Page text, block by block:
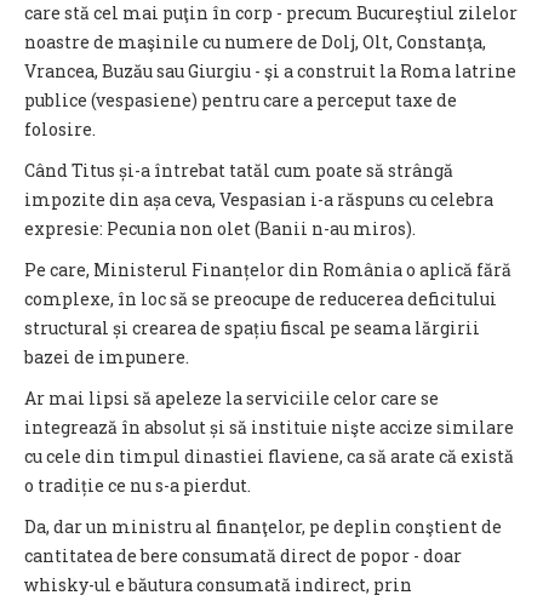
care stă cel mai puţin în corp - precum Bucureştiul zilelor
noastre de maşinile cu numere de Dolj, Olt, Constanţa,
Vrancea, Buzău sau Giurgiu - şi a construit la Roma latrine
publice (vespasiene) pentru care a perceput taxe de
folosire.
Când Titus și-a întrebat tatăl cum poate să strângă
impozite din așa ceva, Vespasian i-a răspuns cu celebra
expresie: Pecunia non olet (Banii n-au miros).
Pe care, Ministerul Finanțelor din România o aplică fără
complexe, în loc să se preocupe de reducerea deficitului
structural și crearea de spațiu fiscal pe seama lărgirii
bazei de impunere.
Ar mai lipsi să apeleze la serviciile celor care se
integrează în absolut și să instituie nişte accize similare
cu cele din timpul dinastiei flaviene, ca să arate că există
o tradiție ce nu s-a pierdut.
Da, dar un ministru al finanţelor, pe deplin conştient de
cantitatea de bere consumată direct de popor - doar
whisky-ul e băutura consumată indirect, prin